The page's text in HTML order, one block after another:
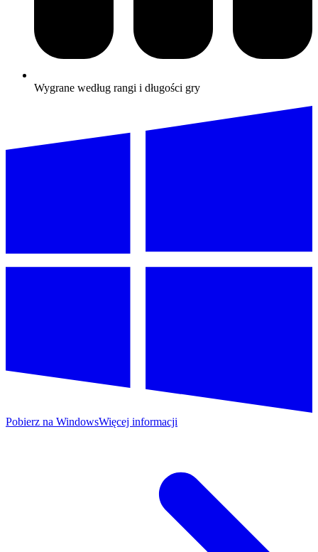
Wygrane według rangi i długości gry
Pobierz na WindowsWięcej informacji